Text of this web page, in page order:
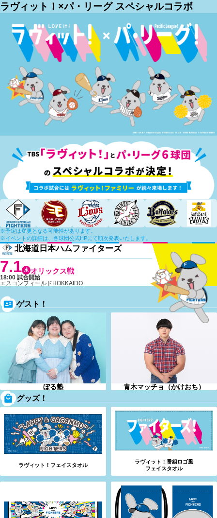
ラヴィット！×パ・リーグ スペシャルコラボ
※予定は変更となる可能性があります。
※イベントの詳細は、各球団公式HPにて順次発表いたします。
北海道日本ハムファイターズ
7.1 水 オリックス戦
18:00 試合開始
エスコンフィールドHOKKAIDO
ゲスト！
ぼる塾 青木マッチョ（かけおち）
グッズ！
ラヴィット！フェイスタオル
ラヴィット！番組ロゴ風
フェイスタオル